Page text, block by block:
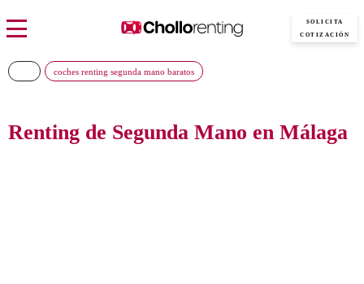
SOLICITA
COTIZACIÓN
Renting de Segunda Mano en Málaga
coches renting segunda mano baratos